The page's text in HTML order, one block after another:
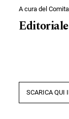
A cura del
Editoriale
SCARICA QUI